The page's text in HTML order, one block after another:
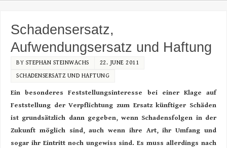
Schadensersatz,
Aufwendungsersatz und Haftung
BY STEPHAN STEINWACHS
22. JUNE 2011
SCHADENSERSATZ UND HAFTUNG
Ein besonderes Feststellungsinteresse bei einer Klage auf
Feststellung der Verpflichtung zum Ersatz künftiger Schäden
ist grundsätzlich dann gegeben, wenn Schadensfolgen in der
Zukunft möglich sind, auch wenn ihre Art, ihr Umfang und
sogar ihr Eintritt noch ungewiss sind. Es muss allerdings nach